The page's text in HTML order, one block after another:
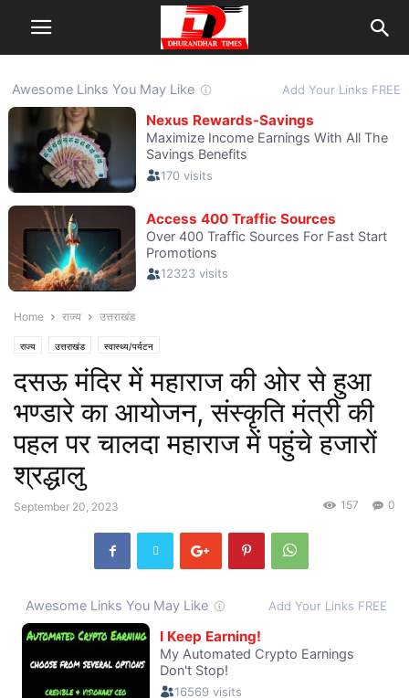
Home राज्य उत्तराखंड
राज्य उत्तराखंड स्वास्थ्य/पर्यटन
दसऊ मंदिर में महाराज की ओर से हुआ
भण्डारे का आयोजन, संस्कृति मंत्री की
पहल पर चालदा महाराज में पहुंचे हजारों
श्रद्धालु
September 20, 2023 0
157